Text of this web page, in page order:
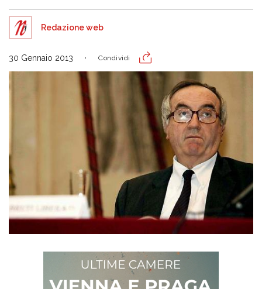
Redazione web
30 Gennaio 2013 Condividi